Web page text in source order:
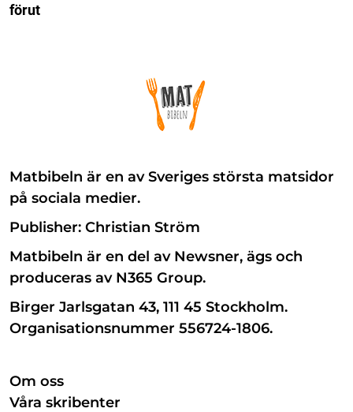
förut
Matbibeln är en av Sveriges största matsidor
på sociala medier.
Publisher: Christian Ström
Matbibeln är en del av Newsner, ägs och
produceras av N365 Group.
Birger Jarlsgatan 43, 111 45 Stockholm.
Organisationsnummer 556724-1806.
Om oss
Våra skribenter